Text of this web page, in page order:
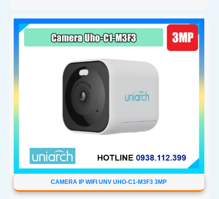
CAMERA IP WIFI UNV UHO-C1-M3F3 3MP